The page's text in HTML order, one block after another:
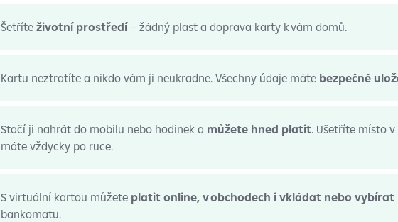
Šetříte životní prostředí– žádný plast a doprava karty k vám domů.
Kartu neztratíte a nikdo vám ji neukradne. Všechny údaje máte bezpečně
Stačí ji nahrát do mobilu nebo hodinek a můžete hned platit. Ušetříte místo
máte vždycky po ruce.
S virtuální kartou můžete platit online, v obchodech i vkládat nebo
bankomatu.